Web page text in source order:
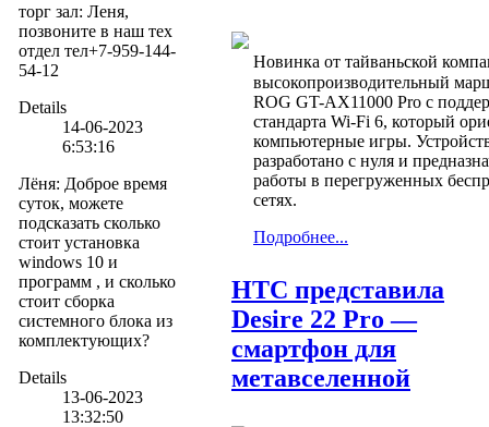
торг зал: Леня,
позвоните в наш тех
отдел тел+7-959-144-
54-12
Details
14-06-2023
6:53:16
Лёня: Доброе время
суток, можете
подсказать сколько
стоит установка
windows 10 и
программ , и сколько
стоит сборка
системного блока из
комплектующих?
Details
13-06-2023
13:32:50
Новинка от тайваньской
высокопроизводительный
ROG GT-AX11000 Pro с
стандарта Wi-Fi 6, который
компьютерные игры.
разработано с нуля и
работы в перегруженных
сетях.
Подробнее...
HTC представила
Desire 22 Pro —
смартфон для
метавселенной